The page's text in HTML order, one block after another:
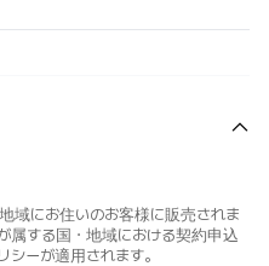
域にお住いのお客様に販売されま
属する国・地域における契約申込
ーが適用されます。